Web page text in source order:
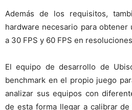
Además de los requisitos,
hardware necesario para
a 30 FPS y 60 FPS en
El equipo de desarrollo de
benchmark en el propio juego
analizar sus equipos con
de esta forma llegar a calibrar